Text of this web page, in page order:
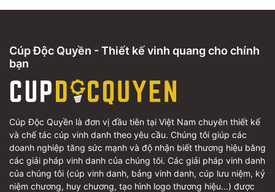
Cúp Độc Quyền - Thiết kế vinh quang cho chính
bạn
Cúp Độc Quyền là đơn vị đầu tiên tại Việt Nam chuyên thiết kế
và chế tác cúp vinh danh theo yêu cầu. Chúng tôi giúp các
doanh nghiệp tăng sức mạnh và độ nhận biết thương hiệu bằng
các giải pháp vinh danh của chúng tôi. Các giải pháp vinh danh
của chúng tôi (cúp vinh danh, bảng vinh danh, cúp lưu niệm, kỷ
niệm chương, huy chương, tạo hình logo thương hiệu...) được